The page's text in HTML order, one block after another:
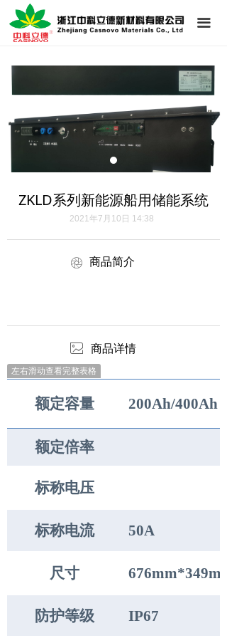
끀
首页
新闻中心
技术支持
联系我们
ZKLD系列新能源船用储能系统
商品简介
2021年7月10日 14:38
商品详情
左右滑动查看完整表格
额定容量 200Ah/400Ah
额定倍率
标称电压
标称电流 50A
尺寸
防护等级 IP67
ꁵ
ꂈ